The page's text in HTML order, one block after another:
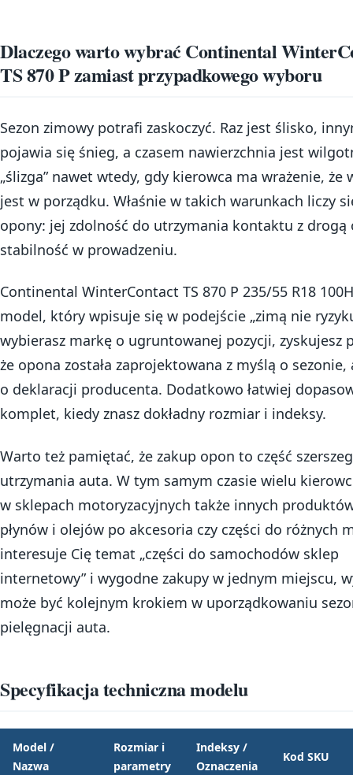
Dlaczego warto wybrać Continental
TS 870 P zamiast przypadkowego wyboru
Sezon zimowy potrafi zaskoczyć. Raz jest ślisko,
pojawia się śnieg, a czasem nawierzchnia jest
„ślizga” nawet wtedy, gdy kierowca ma wrażenie, że
jest w porządku. Właśnie w takich warunkach liczy
opony: jej zdolność do utrzymania kontaktu z drogą
stabilność w prowadzeniu.
Continental WinterContact TS 870 P 235/55 R18
model, który wpisuje się w podejście „zimą nie
wybierasz markę o ugruntowanej pozycji, zyskujesz
że opona została zaprojektowana z myślą o
o deklaracji producenta. Dodatkowo łatwiej
komplet, kiedy znasz dokładny rozmiar i indeksy.
Warto też pamiętać, że zakup opon to część
utrzymania auta. W tym samym czasie wielu
w sklepach motoryzacyjnych także innych
płynów i olejów po akcesoria czy części do różnych
interesuje Cię temat „części do samochodów sklep
internetowy” i wygodne zakupy w jednym miejscu,
może być kolejnym krokiem w uporządkowaniu
pielęgnacji auta.
Specyfikacja techniczna modelu
Model /
Nazwa
Rozmiar i
parametry
Indeksy /
Oznaczenia
Kod SKU